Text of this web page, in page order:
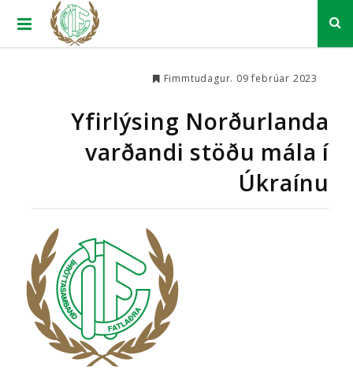
Fimmtudagur. 09 febrúar 2023
Yfirlýsing Norðurlanda
varðandi stöðu mála í
Úkraínu